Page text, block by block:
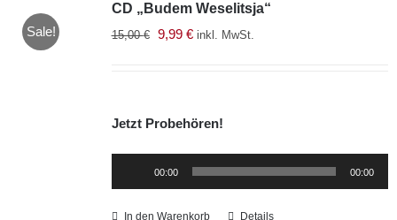
Sale!
CD „Budem Weselitsja“
15,00€
Ursprünglicher
9,99 €Aktueller
inkl. MwSt.
Jetzt Probehören!
Player
00:00 00:00
In den Warenkorb Details